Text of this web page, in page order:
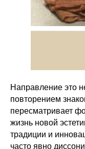
Направление это
повторением
пересматривает
жизнь новой
традиции и
часто явно